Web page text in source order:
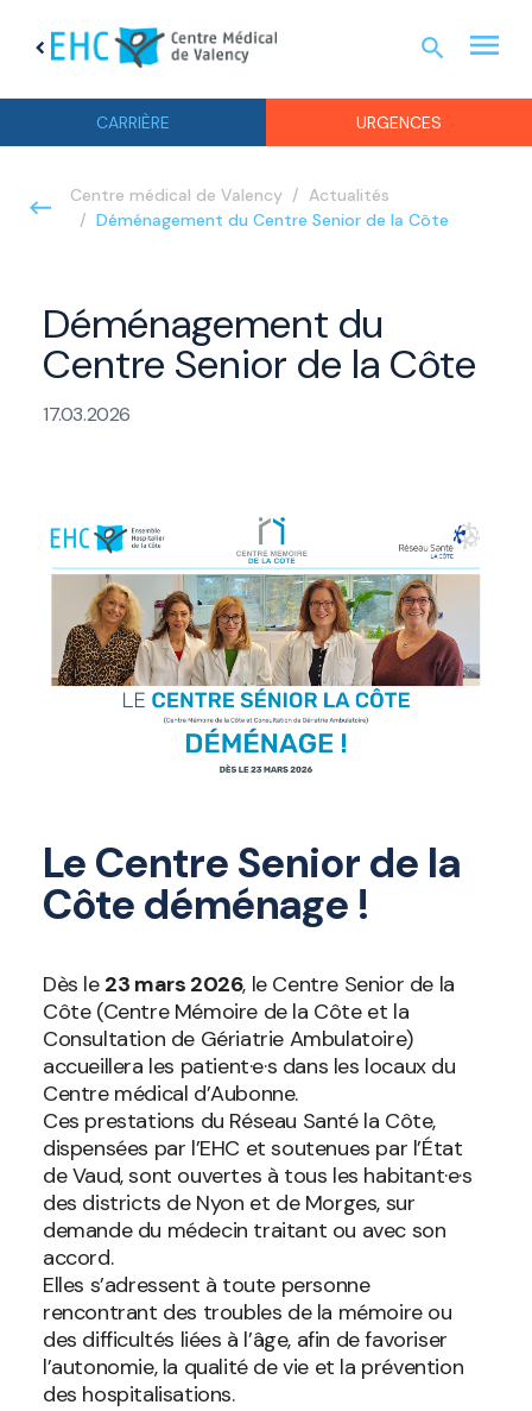
chevron_left
CARRIÈRE URGENCES
search menu
Centre médical de Valency
Actualités
Déménagement du Centre Senior de la Côte
Déménagement du
Centre Senior de la Côte
17.03.2026
Le Centre Senior de la
Côte déménage !
Dès le 23 mars 2026, le Centre Senior de la
Côte (Centre Mémoire de la Côte et la
Consultation de Gériatrie Ambulatoire)
accueillera les patient·e·s dans les locaux du
Centre médical d’Aubonne.
Ces prestations du Réseau Santé la Côte,
dispensées par l’EHC et soutenues par l’État
de Vaud, sont ouvertes à tous les habitant·e·s
des districts de Nyon et de Morges, sur
demande du médecin traitant ou avec son
accord.
Elles s’adressent à toute personne
rencontrant des troubles de la mémoire ou
des difficultés liées à l’âge, afin de favoriser
l’autonomie, la qualité de vie et la prévention
des hospitalisations.